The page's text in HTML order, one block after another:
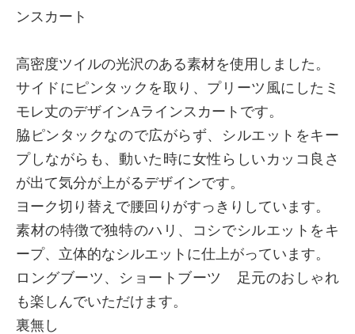
ンスカート
高密度ツイルの光沢のある素材を使用しました。
サイドにピンタックを取り、プリーツ風にしたミ
モレ丈のデザインAラインスカートです。
脇ピンタックなので広がらず、シルエットをキー
プしながらも、動いた時に女性らしいカッコ良さ
が出て気分が上がるデザインです。
ヨーク切り替えで腰回りがすっきりしています。
素材の特徴で独特のハリ、コシでシルエットをキ
ープ、立体的なシルエットに仕上がっています。
ロングブーツ、ショートブーツ 足元のおしゃれ
も楽しんでいただけます。
裏無し